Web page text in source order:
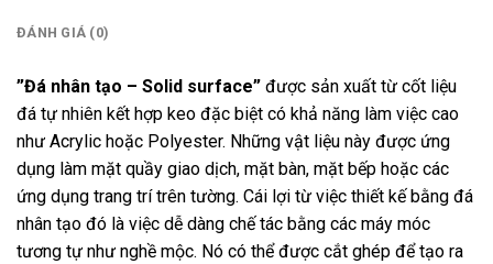
ĐÁNH GIÁ (0)
”Đá nhân tạo – Solid surface” được sản xuất từ cốt liệu
đá tự nhiên kết hợp keo đặc biệt có khả năng làm việc cao
như Acrylic hoặc Polyester. Những vật liệu này được ứng
dụng làm mặt quầy giao dịch, mặt bàn, mặt bếp hoặc các
ứng dụng trang trí trên tường. Cái lợi từ việc thiết kế bằng đá
nhân tạo đó là việc dễ dàng chế tác bằng các máy móc
tương tự như nghề mộc. Nó có thể được cắt ghép để tạo ra